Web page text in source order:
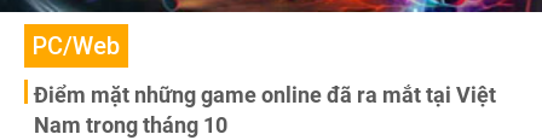
PC/Web
Điểm mặt những game online đã ra mắt tại Việt
Nam trong tháng 10